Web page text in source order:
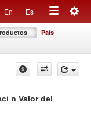
En Es
Toggle
País
n Valor del